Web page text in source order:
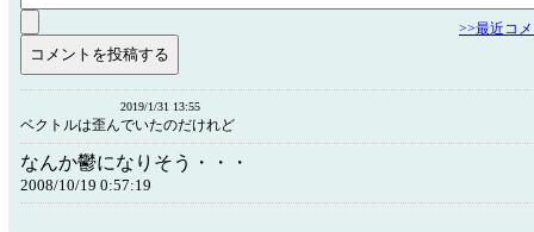
>>最近コ
2019/1/31 13:55
ベクトルは歪んでいたのだけれど
なんか鬱になりそう・・・
2008/10/19 0:57:19